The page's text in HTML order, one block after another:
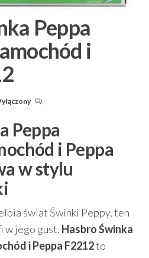
Peppa
i
Peppa
i Peppa
w stylu
świat Świnki Peppy, ten
w jego gust. Hasbro Świnka
i Peppa F2212to